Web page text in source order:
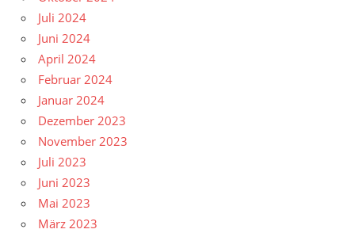
Juli 2024
Juni 2024
April 2024
Februar 2024
Januar 2024
Dezember 2023
November 2023
Juli 2023
Juni 2023
Mai 2023
März 2023